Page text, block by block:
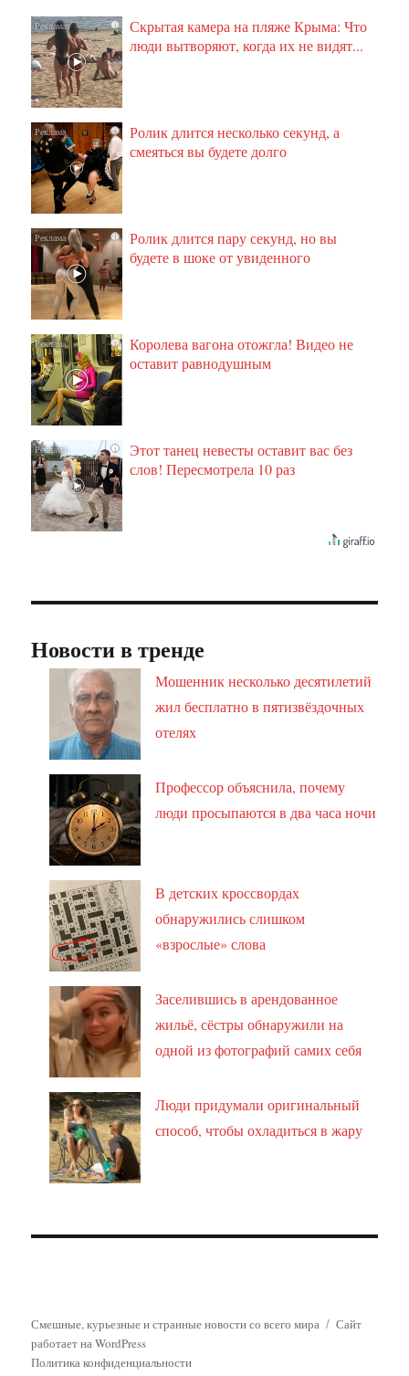
i
Скрытая камера на пляже Крыма: Что
люди вытворяют, когда их не видят...
i
Ролик длится несколько секунд, а
смеяться вы будете долго
i
Ролик длится пару секунд, но вы
будете в шоке от увиденного
i
Королева вагона отожгла! Видео не
оставит равнодушным
i
Этот танец невесты оставит вас без
слов! Пересмотрела 10 раз
Новости в тренде
Мошенник несколько десятилетий
жил бесплатно в пятизвёздочных
отелях
Профессор объяснила, почему
люди просыпаются в два часа ночи
В детских кроссвордах
обнаружились слишком
«взрослые» слова
Заселившись в арендованное
жильё, сёстры обнаружили на
одной из фотографий самих себя
Люди придумали оригинальный
способ, чтобы охладиться в жару
Смешные, курьезные и странные новости со всего мира
Сайт
работает на WordPress
Политика конфиденциальности